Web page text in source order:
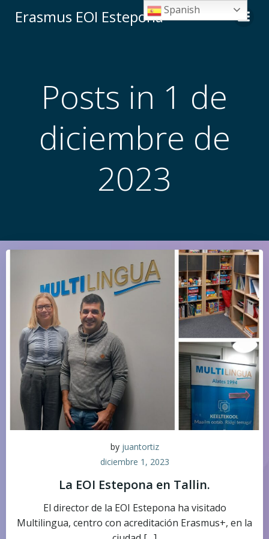
Saltar
al
Erasmus EOI Estepona
Posts in 1 de
diciembre de
2023
by juantortiz
diciembre 1, 2023
La EOI Estepona en Tallin.
El director de la EOI Estepona ha visitado
Multilingua, centro con acreditación Erasmus+, en la
Spanish